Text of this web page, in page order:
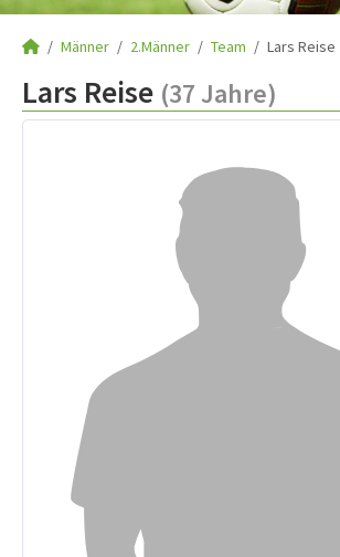
Männer 2.Männer Team Lars Reise
Lars Reise (37 Jahre)